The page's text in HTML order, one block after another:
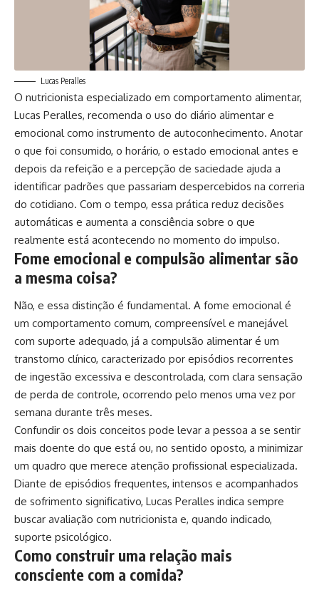
Lucas Peralles
O nutricionista especializado em comportamento alimentar,
Lucas Peralles, recomenda o uso do diário alimentar e
emocional como instrumento de autoconhecimento. Anotar
o que foi consumido, o horário, o estado emocional antes e
depois da refeição e a percepção de saciedade ajuda a
identificar padrões que passariam despercebidos na correria
do cotidiano. Com o tempo, essa prática reduz decisões
automáticas e aumenta a consciência sobre o que
realmente está acontecendo no momento do impulso.
Fome emocional e compulsão alimentar são
a mesma coisa?
Não, e essa distinção é fundamental. A fome emocional é
um comportamento comum, compreensível e manejável
com suporte adequado, já a compulsão alimentar é um
transtorno clínico, caracterizado por episódios recorrentes
de ingestão excessiva e descontrolada, com clara sensação
de perda de controle, ocorrendo pelo menos uma vez por
semana durante três meses.
Confundir os dois conceitos pode levar a pessoa a se sentir
mais doente do que está ou, no sentido oposto, a minimizar
um quadro que merece atenção profissional especializada.
Diante de episódios frequentes, intensos e acompanhados
de sofrimento significativo, Lucas Peralles indica sempre
buscar avaliação com nutricionista e, quando indicado,
suporte psicológico.
Como construir uma relação mais
consciente com a comida?